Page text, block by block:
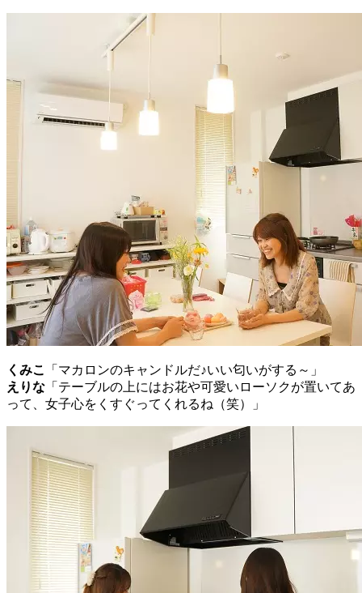
くみこ
「マカロンのキャンドルだ♪いい匂いがする～」
えりな 「テーブルの上にはお花や可愛いローソクが置いてあ
って、女子心をくすぐってくれるね（笑）」